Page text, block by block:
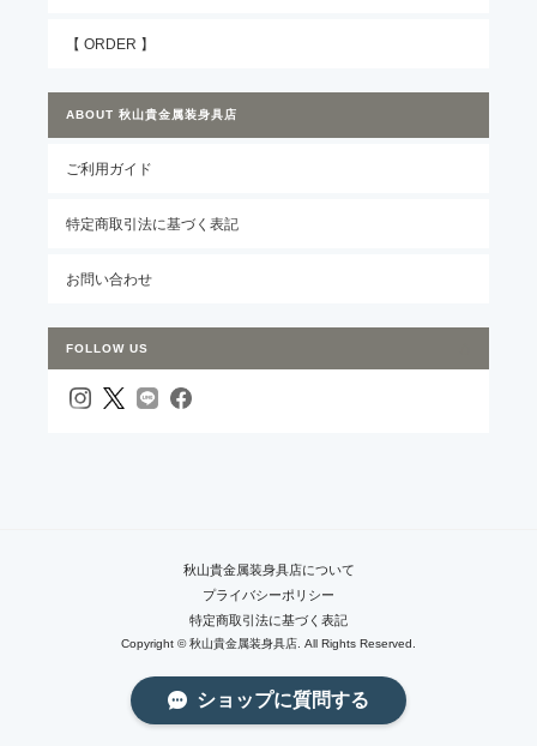
【 ORDER 】
ABOUT 秋山貴金属装身具店
ご利用ガイド
特定商取引法に基づく表記
お問い合わせ
FOLLOW US
秋山貴金属装身具店について
プライバシーポリシー
特定商取引法に基づく表記
Copyright © 秋山貴金属装身具店. All Rights Reserved.
ショップに質問する